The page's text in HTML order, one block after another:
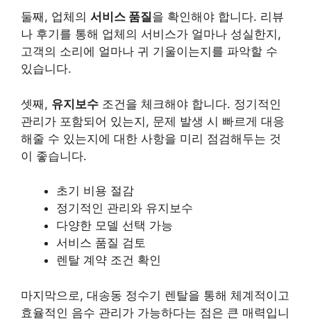
둘째, 업체의 서비스 품질을 확인해야 합니다. 리뷰
나 후기를 통해 업체의 서비스가 얼마나 성실한지,
고객의 소리에 얼마나 귀 기울이는지를 파악할 수
있습니다.
셋째, 유지보수 조건을 체크해야 합니다. 정기적인
관리가 포함되어 있는지, 문제 발생 시 빠르게 대응
해줄 수 있는지에 대한 사항을 미리 점검해두는 것
이 좋습니다.
초기 비용 절감
정기적인 관리와 유지보수
다양한 모델 선택 가능
서비스 품질 검토
렌탈 계약 조건 확인
마지막으로, 대송동 정수기 렌탈을 통해 체계적이고
효율적인 음수 관리가 가능하다는 점은 큰 매력입니